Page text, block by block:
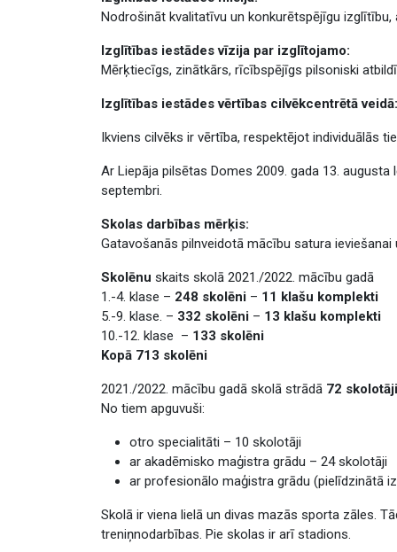
Nodrošināt kvalitatīvu un konkurētspējīgu
Izglītības iestādes vīzija par izglītojamo:
Mērķtiecīgs, zinātkārs, rīcībspējīgs pilsoniski
Izglītības iestādes vērtības cilvēkcentrētā veidā:
Ikviens cilvēks ir vērtība, respektējot individuālās
Ar Liepāja pilsētas Domes 2009. gada 13.
septembri.
Skolas darbības mērķis:
Gatavošanās pilnveidotā mācību satura
Skolēnu skaits skolā 2021./2022. mācību gadā
1.-4. klase – 248 skolēni – 11 klašu komplekti
5.-9. klase. – 332 skolēni – 13 klašu komplekti
10.-12. klase – 133 skolēni
Kopā 713 skolēni
2021./2022. mācību gadā skolā strādā 72 skolotāji
No tiem apguvuši:
otro specialitāti – 10 skolotāji
ar akadēmisko maģistra grādu – 24 skolotāji
ar profesionālo maģistra grādu (pielīdzinātā
Skolā ir viena lielā un divas mazās sporta zāles.
treniņnodarbības. Pie skolas ir arī stadions.